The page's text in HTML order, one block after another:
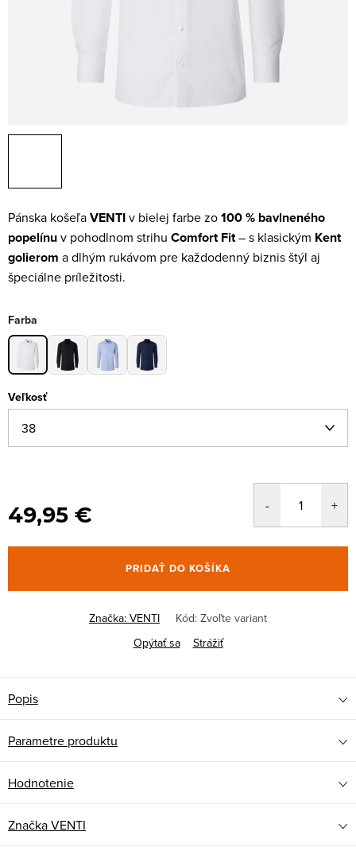
Pánska košeľaVENTIv bielej farbe zo100 % bavlneného
popelínuv pohodlnom strihu Comfort Fit– s klasickým Kent
golierom a dlhým rukávom pre každodenný biznis štýl aj
špeciálne príležitosti.
Farba
Veľkosť
49,95 €
PRIDAŤ DO KOŠÍKA
Značka: VENTI Kód: Zvoľte variant
Opýtať sa
Strážiť
Popis
Parametre produktu
Hodnotenie
ZnačkaVENTI